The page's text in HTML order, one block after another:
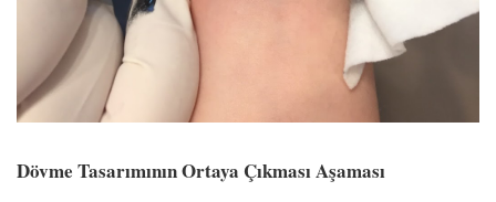
Dövme Tasarımının Ortaya Çıkması Aşaması